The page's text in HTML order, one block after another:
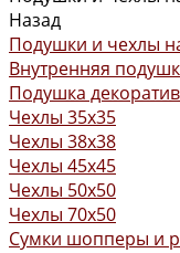
Назад
Подушки и чехлы
Внутренняя
Подушка
Чехлы 35x35
Чехлы 38х38
Чехлы 45x45
Чехлы 50x50
Чехлы 70x50
Сумки шопперы и